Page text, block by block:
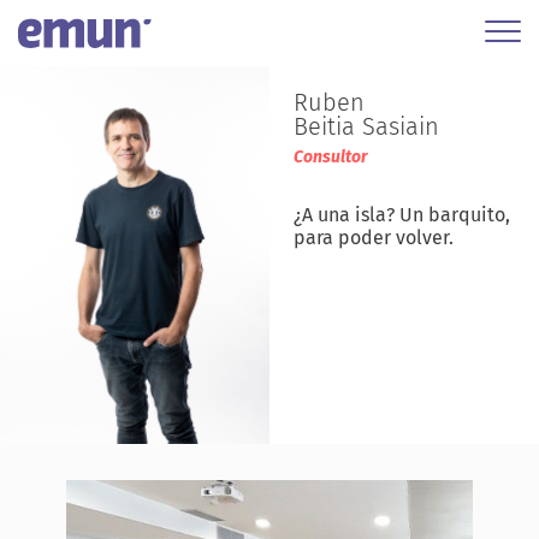
Ruben
Beitia Sasiain
Consultor
¿A una isla? Un barquito,
para poder volver.